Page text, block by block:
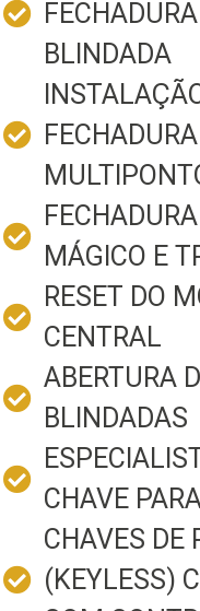
BLINDADA
FECHADURA
MÁGICO E
RESET DO
CENTRAL
ABERTURA
BLINDADAS
CHAVE
CHAVES DE
(KEYLESS)